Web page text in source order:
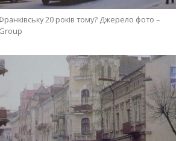
20 років тому? Джерело фото –